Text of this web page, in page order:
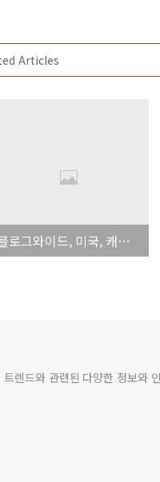
Articles
블로그와이드, 미국, 캐나다, 일본 해외 접속 가능
렌드와 관련된 다양한 정보와